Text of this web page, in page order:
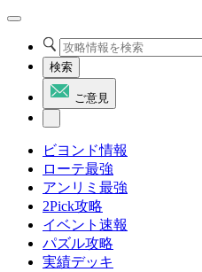
検索
ご意見
ビヨンド情報
ローテ最強
アンリミ最強
2Pick攻略
イベント速報
パズル攻略
実績デッキ